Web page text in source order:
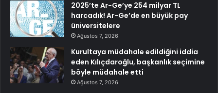
2025’te Ar-Ge’ye 254 milyar TL
harcadık! Ar-Ge’de en büyük pay
üniversitelere
Ağustos 7, 2026
Kurultaya müdahale edildiğini iddia
eden Kılıçdaroğlu, başkanlık seçimine
böyle müdahale etti
Ağustos 7, 2026